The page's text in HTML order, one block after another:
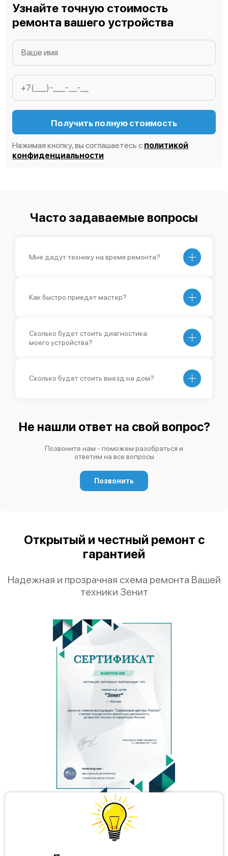
Узнайте точную стоимость
ремонта вашего устройства
Получить полную стоимость
Нажимая кнопку, вы соглашаетесь с политикой
конфиденциальности
Часто задаваемые вопросы
Мне дадут технику на время ремонта?
Как быстро приедет мастер?
Сколько будет стоить диагностика
моего устройства?
Сколько будет стоить выезд на дом?
Не нашли ответ на свой вопрос?
Позвоните нам - поможем разобраться и
ответим на все вопросы
Позвонить
Открытый и честный ремонт с
гарантией
Надежная и прозрачная схема ремонта Вашей
техники Зенит